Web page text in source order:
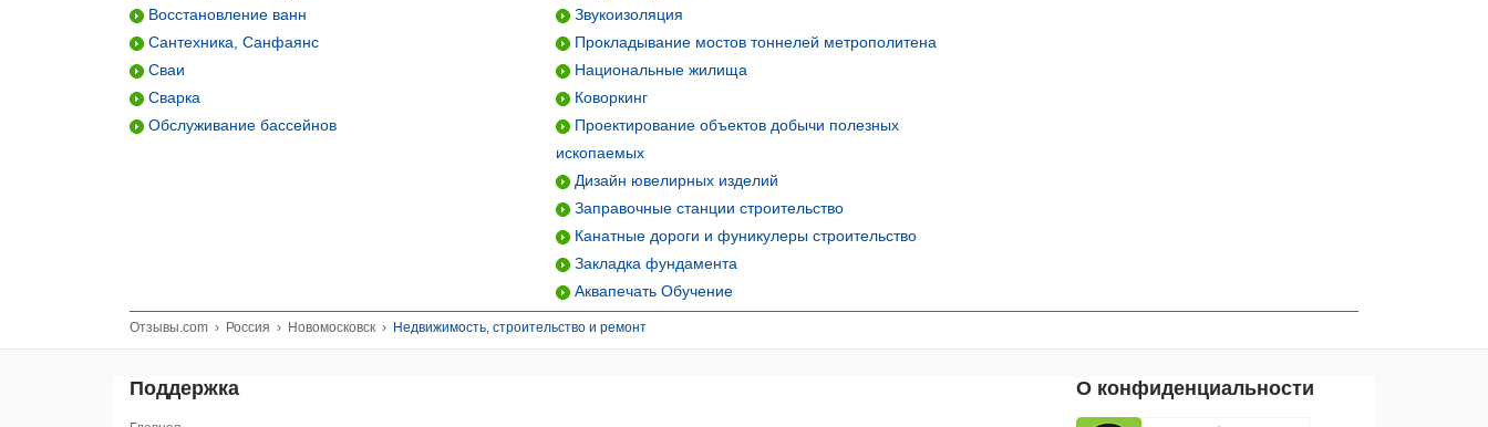
Восстановление ванн
Сантехника, Санфаянс
Сваи
Сварка
Обслуживание бассейнов
Звукоизоляция
Прокладывание мостов тоннелей метрополитена
Национальные жилища
Коворкинг
Проектирование объектов добычи полезных
ископаемых
Дизайн ювелирных изделий
Заправочные станции строительство
Канатные дороги и фуникулеры строительство
Закладка фундамента
Аквапечать Обучение
Отзывы.com › Россия › Новомосковск › Недвижимость, строительство и ремонт
Поддержка О конфиденциальности